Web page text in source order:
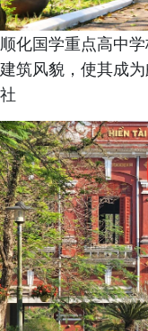
顺化国学重点高中
建筑风貌，使其成
社